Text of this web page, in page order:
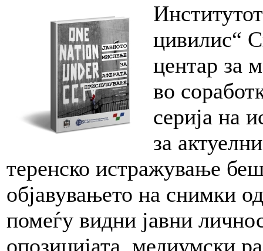
цивилис“
центар за
во
серија на
за
теренско истражување
објавувањето на снимки
помеѓу видни јавни
опозицијата, медиумски